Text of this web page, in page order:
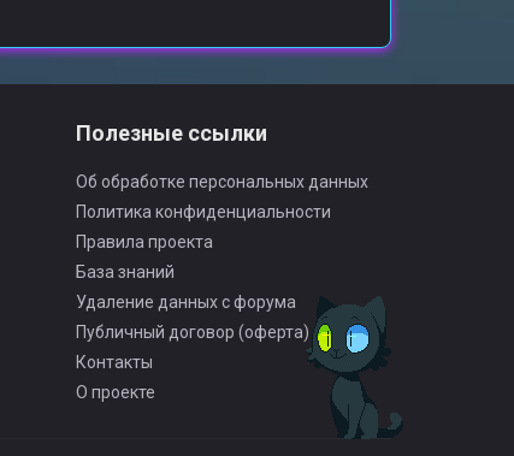
Полезные ссылки
Об обработке персональных данных
Политика конфиденциальности
Правила проекта
База знаний
Удаление данных с форума
Публичный договор (оферта)
Контакты
О проекте